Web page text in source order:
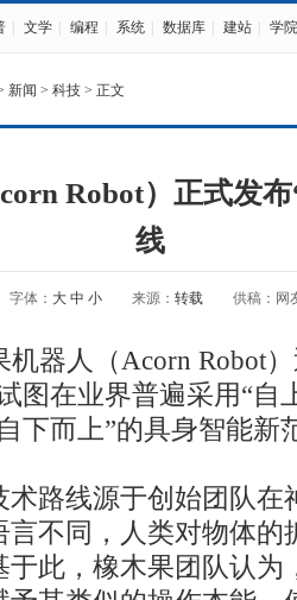
文学 编程 系统 数据库 建站 学院
新闻 > 科技 > 正文
Robot）正式发
线
字体： 大 中 小 来源： 转载 供稿：网
器人（Acorn Robot
图在业界普遍采用“自
下而上”的具身智能新
路线源于创始团队在
不同，人类对物体的
此，橡木果团队认为